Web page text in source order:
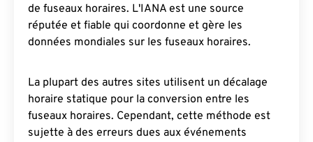
de fuseaux horaires. L'IANA est une source
réputée et fiable qui coordonne et gère les
données mondiales sur les fuseaux horaires.
La plupart des autres sites utilisent un décalage
horaire statique pour la conversion entre les
fuseaux horaires. Cependant, cette méthode est
sujette à des erreurs dues aux événements